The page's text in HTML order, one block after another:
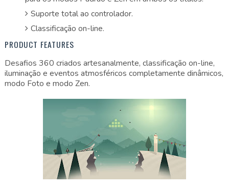
Suporte total ao controlador.
Classificação on-line.
PRODUCT FEATURES
Desafios 360 criados artesanalmente, classificação on-line,
iluminação e eventos atmosféricos completamente dinâmicos,
modo Foto e modo Zen.